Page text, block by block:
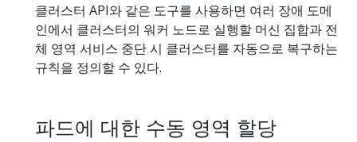
클러스터 API와 같은 도구를 사용하면 여러 장애 도메
인에서 클러스터의 워커 노드로 실행할 머신 집합과 전
체 영역 서비스 중단 시 클러스터를 자동으로 복구하는
규칙을 정의할 수 있다.
파드에 대한 수동 영역 할당